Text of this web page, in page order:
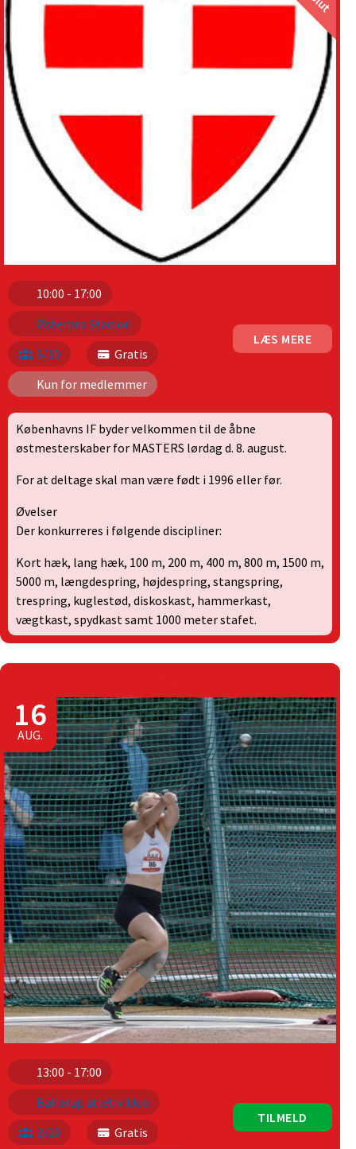
10:00 - 17:00
Østerbro Stadion
6/10
Gratis
Kun for medlemmer
LÆS MERE
Københavns IF byder velkommen til de åbne
østmesterskaber for MASTERS lørdag d. 8. august.
For at deltage skal man være født i 1996 eller før.
Øvelser
Der konkurreres i følgende discipliner:
Kort hæk, lang hæk, 100 m, 200 m, 400 m, 800 m, 1500 m,
5000 m, længdespring, højdespring, stangspring,
trespring, kuglestød, diskoskast, hammerkast,
vægtkast, spydkast samt 1000 meter stafet.
16
AUG.
13:00 - 17:00
Ballerup atletik klub
2/20
Gratis
TILMELD